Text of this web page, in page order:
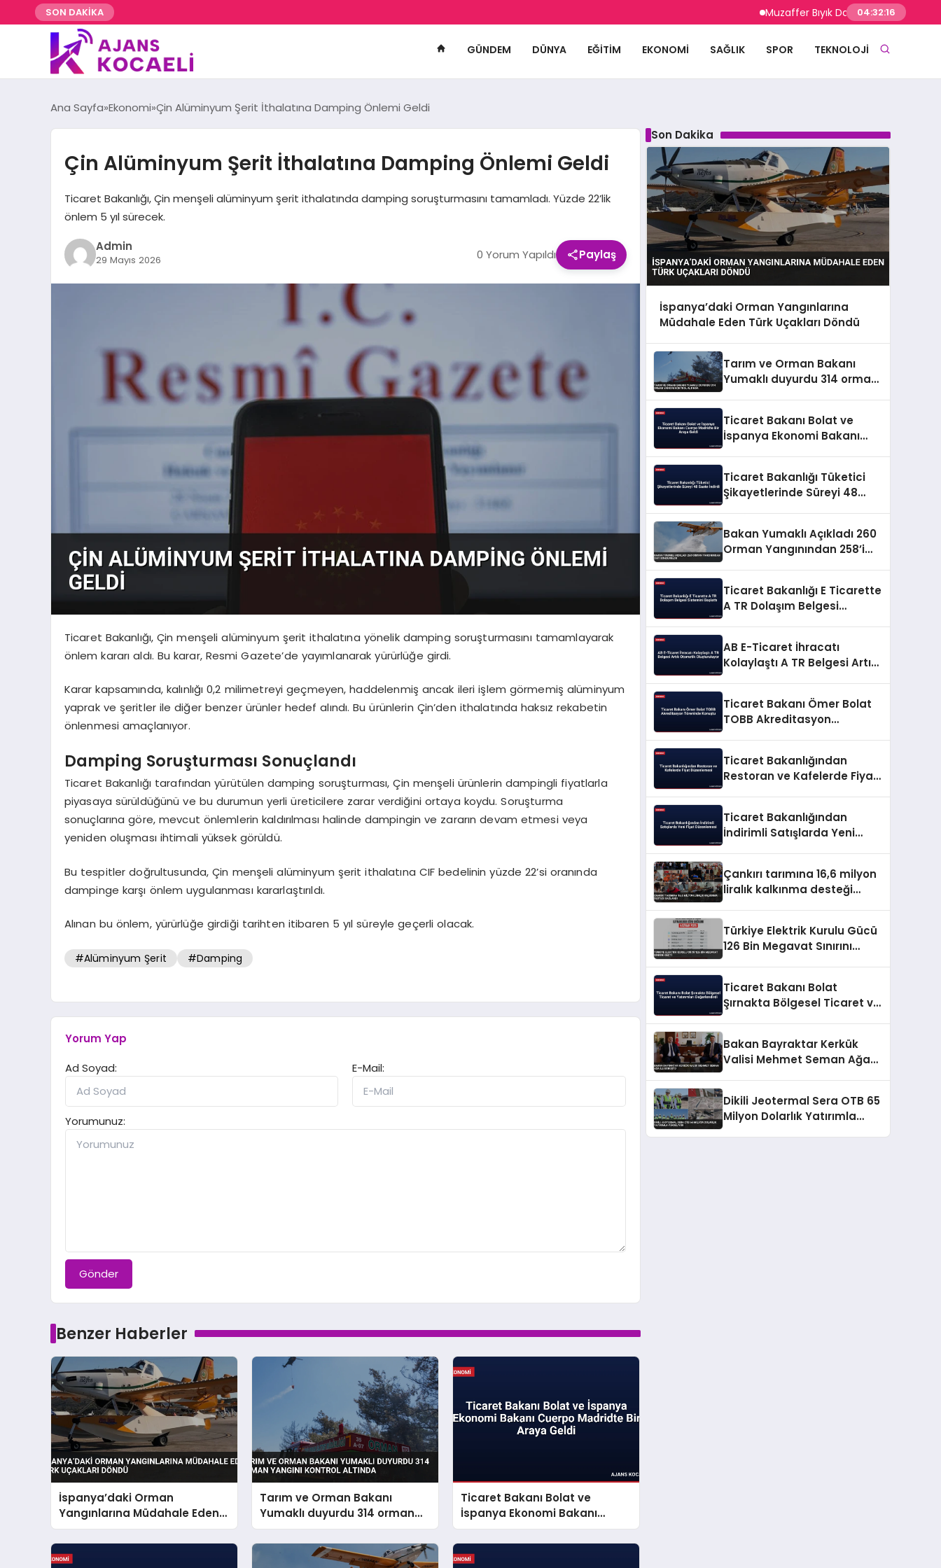
SON DAKİKA Muzaffer Bıyık Darıca afet hazırlık
04:32:17
GÜNDEM DÜNYA EĞITIM EKONOMI SAĞLIK SPOR TEKNOLOJI
Ana Sayfa Ekonomi Çin Alüminyum Şerit İthalatına Damping Önlemi Geldi
Çin Alüminyum Şerit İthalatına Damping Önlemi Geldi
Ticaret Bakanlığı, Çin menşeli alüminyum şerit ithalatında damping soruşturmasını tamamladı. Yüzde 22’lik
önlem 5 yıl sürecek.
Admin
29 Mayıs 2026 0 Yorum Yapıldı Paylaş
Ticaret Bakanlığı, Çin menşeli alüminyum şerit ithalatına yönelik damping soruşturmasını tamamlayarak
önlem kararı aldı. Bu karar, Resmi Gazete’de yayımlanarak yürürlüğe girdi.
Karar kapsamında, kalınlığı 0,2 milimetreyi geçmeyen, haddelenmiş ancak ileri işlem görmemiş alüminyum
yaprak ve şeritler ile diğer benzer ürünler hedef alındı. Bu ürünlerin Çin’den ithalatında haksız rekabetin
önlenmesi amaçlanıyor.
Damping Soruşturması Sonuçlandı
Ticaret Bakanlığı tarafından yürütülen damping soruşturması, Çin menşeli ürünlerin dampingli fiyatlarla
piyasaya sürüldüğünü ve bu durumun yerli üreticilere zarar verdiğini ortaya koydu. Soruşturma
sonuçlarına göre, mevcut önlemlerin kaldırılması halinde dampingin ve zararın devam etmesi veya
yeniden oluşması ihtimali yüksek görüldü.
Bu tespitler doğrultusunda, Çin menşeli alüminyum şerit ithalatına CIF bedelinin yüzde 22’si oranında
dampinge karşı önlem uygulanması kararlaştırıldı.
Alınan bu önlem, yürürlüğe girdiği tarihten itibaren 5 yıl süreyle geçerli olacak.
#Alüminyum Şerit #Damping
Yorum Yap
Ad Soyad:
E-Mail:
Yorumunuz:
Gönder
Benzer Haberler
İspanya’daki Orman
Yangınlarına Müdahale Eden
Türk Uçakları Döndü
Tarım ve Orman Bakanı
Yumaklı duyurdu 314 orman
yangını kontrol altında
Ticaret Bakanı Bolat ve
İspanya Ekonomi Bakanı
Cuerpo Madridte Bir Araya
Geldi
Son Dakika
İspanya’daki Orman Yangınlarına
Müdahale Eden Türk Uçakları Döndü
Tarım ve Orman Bakanı
Yumaklı duyurdu 314 orman
Ticaret Bakanı Bolat ve
İspanya Ekonomi Bakanı
Ticaret Bakanlığı Tüketici
Şikayetlerinde Süreyi 48
Bakan Yumaklı Açıkladı 260
Orman Yangınından 258’i
Ticaret Bakanlığı E Ticarette
A TR Dolaşım Belgesi
AB E-Ticaret İhracatı
Kolaylaştı A TR Belgesi Artık
Ticaret Bakanı Ömer Bolat
TOBB Akreditasyon
Ticaret Bakanlığından
Restoran ve Kafelerde Fiyat
Ticaret Bakanlığından
İndirimli Satışlarda Yeni
Çankırı tarımına 16,6 milyon
liralık kalkınma desteği
Türkiye Elektrik Kurulu Gücü
126 Bin Megavat Sınırını
Ticaret Bakanı Bolat
Şırnakta Bölgesel Ticaret ve
Bakan Bayraktar Kerkük
Valisi Mehmet Seman Ağa
Dikili Jeotermal Sera OTB 65
Milyon Dolarlık Yatırımla